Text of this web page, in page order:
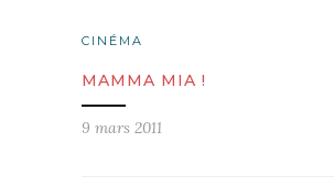
CINÉMA
MAMMA MIA !
9 mars 2011